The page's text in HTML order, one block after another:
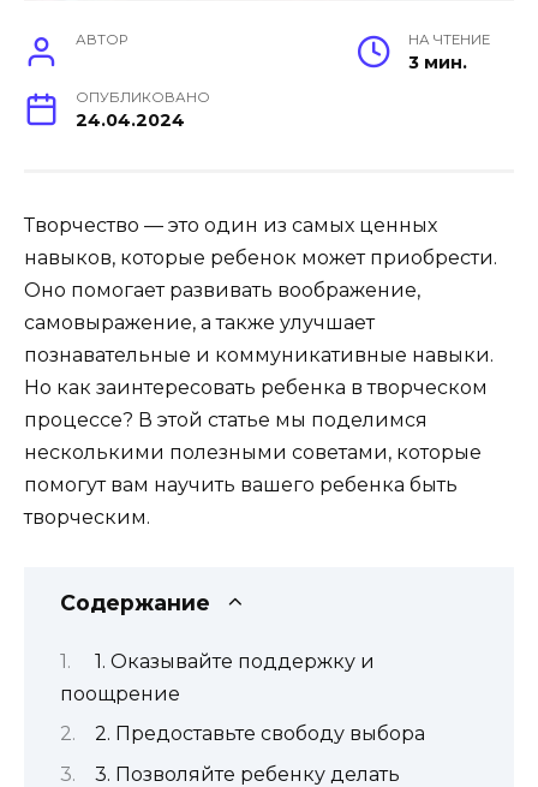
АВТОР НА ЧТЕНИЕ
3 мин.
ОПУБЛИКОВАНО
24.04.2024
Творчество — это один из самых ценных
навыков, которые ребенок может приобрести.
Оно помогает развивать воображение,
самовыражение, а также улучшает
познавательные и коммуникативные навыки.
Но как заинтересовать ребенка в творческом
процессе? В этой статье мы поделимся
несколькими полезными советами, которые
помогут вам научить вашего ребенка быть
творческим.
Содержание
1. Оказывайте поддержку и
поощрение
2. Предоставьте свободу выбора
3. Позволяйте ребенку делать